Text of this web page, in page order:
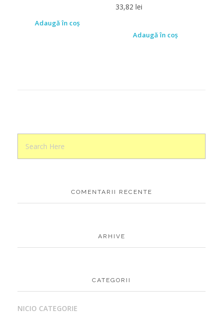
Adaugă în coș
33,82 lei
Adaugă în coș
COMENTARII RECENTE
ARHIVE
CATEGORII
NICIO CATEGORIE